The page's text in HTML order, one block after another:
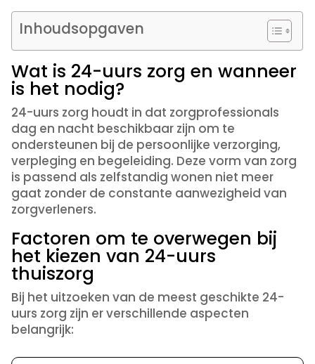
Inhoudsopgaven
Wat is 24-uurs zorg en wanneer
is het nodig?
24-uurs zorg houdt in dat zorgprofessionals
dag en nacht beschikbaar zijn om te
ondersteunen bij de persoonlijke verzorging,
verpleging en begeleiding. Deze vorm van zorg
is passend als zelfstandig wonen niet meer
gaat zonder de constante aanwezigheid van
zorgverleners.
Factoren om te overwegen bij
het kiezen van 24-uurs
thuiszorg
Bij het uitzoeken van de meest geschikte 24-
uurs zorg zijn er verschillende aspecten
belangrijk: